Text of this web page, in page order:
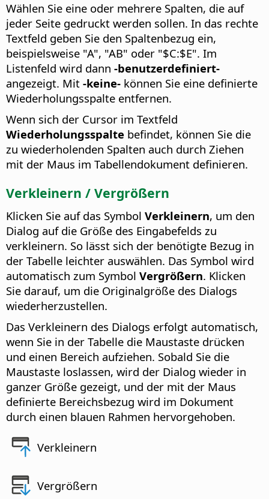
Wählen Sie eine oder mehrere Spalten, die auf
jeder Seite gedruckt werden sollen. In das rechte
Textfeld geben Sie den Spaltenbezug ein,
beispielsweise "A", "AB" oder "$C:$E". Im
Listenfeld wird dann -benutzerdefiniert-
angezeigt. Mit -keine- können Sie eine definierte
Wiederholungsspalte entfernen.
Wenn sich der Cursor im Textfeld
Wiederholungsspalte befindet, können Sie die
zu wiederholenden Spalten auch durch Ziehen
mit der Maus im Tabellendokument definieren.
Verkleinern / Vergrößern
Klicken Sie auf das Symbol Verkleinern, um den
Dialog auf die Größe des Eingabefelds zu
verkleinern. So lässt sich der benötigte Bezug in
der Tabelle leichter auswählen. Das Symbol wird
automatisch zum Symbol Vergrößern. Klicken
Sie darauf, um die Originalgröße des Dialogs
wiederherzustellen.
Das Verkleinern des Dialogs erfolgt automatisch,
wenn Sie in der Tabelle die Maustaste drücken
und einen Bereich aufziehen. Sobald Sie die
Maustaste loslassen, wird der Dialog wieder in
ganzer Größe gezeigt, und der mit der Maus
definierte Bereichsbezug wird im Dokument
durch einen blauen Rahmen hervorgehoben.
Verkleinern
Vergrößern